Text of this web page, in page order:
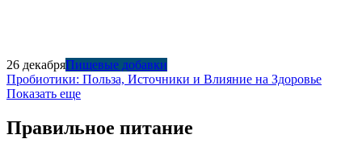
26 декабряПищевые добавки
Пробиотики: Польза, Источники и Влияние на Здоровье
Показать еще
Правильное питание